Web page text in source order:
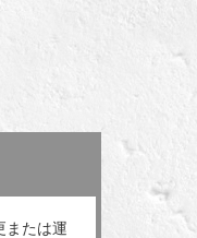
または運